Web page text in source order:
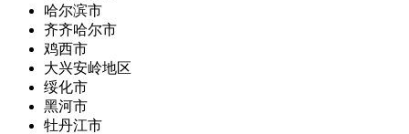
哈尔滨市
齐齐哈尔市
鸡西市
大兴安岭地区
绥化市
黑河市
牡丹江市